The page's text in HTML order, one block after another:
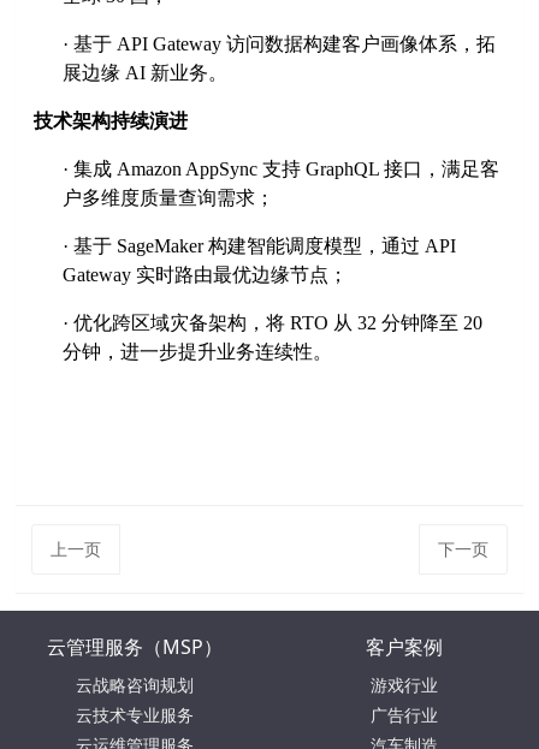
·基于 API Gateway 访问数据构建客户画像体系，拓
展边缘 AI 新业务。
技术架构持续演进
·集成 Amazon AppSync 支持 GraphQL 接口，满足客
户多维度质量查询需求；
·基于 SageMaker 构建智能调度模型，通过 API
Gateway 实时路由最优边缘节点；
·优化跨区域灾备架构，将 RTO 从 32 分钟降至 20
分钟，进一步提升业务连续性。
上一页 下一页
云管理服务（MSP）
云战略咨询规划
云技术专业服务
客户案例
游戏行业
广告行业